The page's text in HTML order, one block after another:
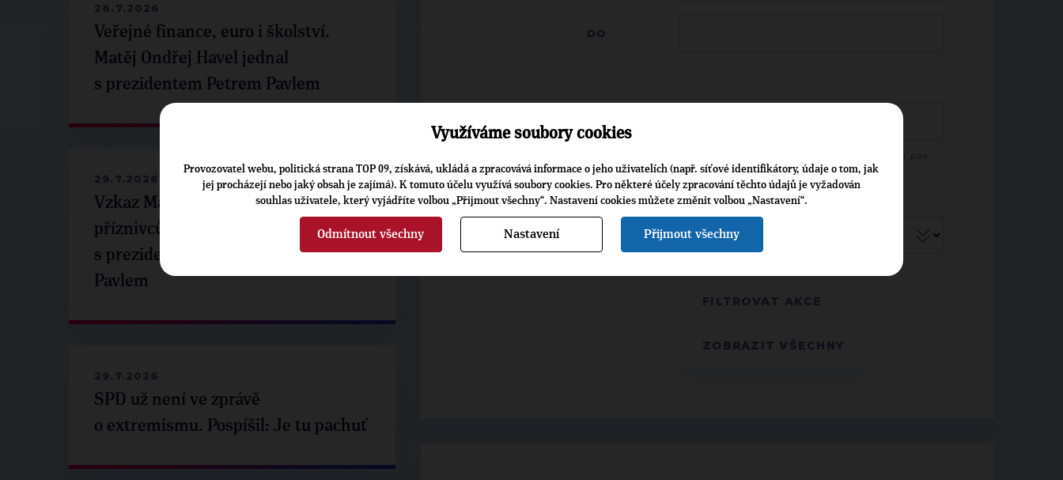
28.7.2026
Veřejné finance, euro i školství.
Matěj Ondřej Havel jednal
s prezidentem Petrem Pavlem
29.7.2026
Vzkaz Matěje Ondřeje Havla
příznivcům po setkání
s prezidentem republiky Petrem
Pavlem
29.7.2026
SPD už není ve zprávě
o extremismu. Pospíšil: Je tu pachuť
DO
ÚČASTNÍK
Začněte psát jméno osobnosti a vyberte ji pak
z nabízeného seznamu.
VOLBY
Využíváme soubory cookies
Provozovatel webu, politická strana TOP 09, získává, ukládá a zpracovává informace o jeho uživatelích (např. síťové identifikátory, údaje o tom, jak
jej procházejí nebo jaký obsah je zajímá). K tomuto účelu využívá soubory cookies. Pro některé účely zpracování těchto údajů je vyžadován
souhlas uživatele, který vyjádříte volbou „Přijmout všechny“. Nastavení cookies můžete změnit volbou „Nastavení“.
Odmítnout všechny Nastavení Přijmout všechny